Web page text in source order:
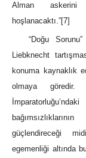
Alman askerini
hoşlanacaktı.”[7]
“Doğu
Liebknecht
konuma kaynaklık
olmaya göredir.
güçlendireceği
egemenliği altında